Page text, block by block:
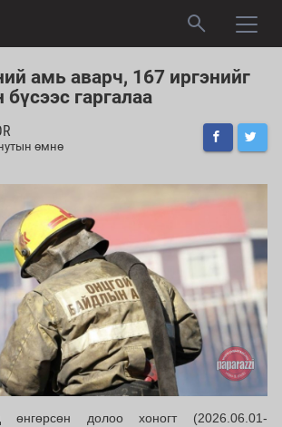
амь аварч, 167 иргэнийг
гаргалаа
өмнө
өнгөрсөн долоо хоногт (2026.06.01-